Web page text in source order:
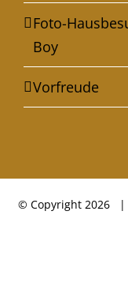
Foto-
Boy
Vorfreude
© Copyright 2026 |